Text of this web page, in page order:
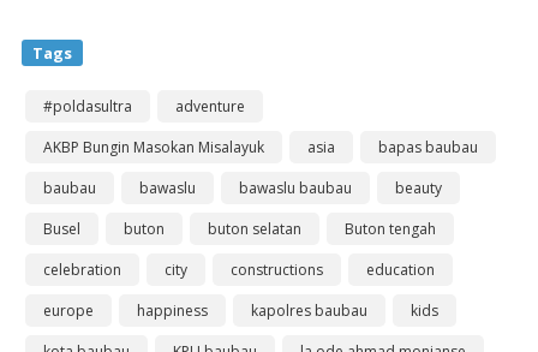
Tags
#poldasultra
adventure
AKBP Bungin Masokan Misalayuk
asia
bapas baubau
baubau
bawaslu bawaslu baubau
beauty
Busel
buton buton selatan
Buton tengah
celebration
city constructions
education
europe
happiness kapolres baubau
kids